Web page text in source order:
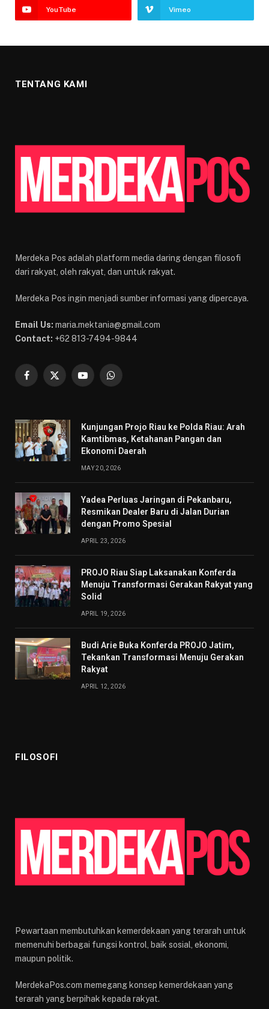
YouTube Vimeo
TENTANG KAMI
Merdeka Pos adalah platform media daring dengan filosofi
dari rakyat, oleh rakyat, dan untuk rakyat.
Merdeka Pos ingin menjadi sumber informasi yang dipercaya.
Email Us: maria.mektania@gmail.com
Contact: +62 813-7494-9844
Facebook
X
YouTubeWhatsApp
Kunjungan Projo Riau ke Polda Riau: Arah
Kamtibmas, Ketahanan Pangan dan
Ekonomi Daerah
MAY 20, 2026
Yadea Perluas Jaringan di Pekanbaru,
Resmikan Dealer Baru di Jalan Durian
dengan Promo Spesial
APRIL 23, 2026
PROJO Riau Siap Laksanakan Konferda
Menuju Transformasi Gerakan Rakyat yang
Solid
APRIL 19, 2026
Budi Arie Buka Konferda PROJO Jatim,
Tekankan Transformasi Menuju Gerakan
Rakyat
APRIL 12, 2026
FILOSOFI
Pewartaan membutuhkan kemerdekaan yang terarah untuk
memenuhi berbagai fungsi kontrol, baik sosial, ekonomi,
maupun politik.
MerdekaPos.com memegang konsep kemerdekaan yang
terarah yang berpihak kepada rakyat.